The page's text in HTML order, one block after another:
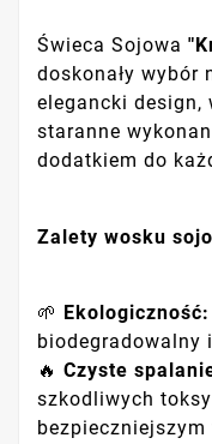
Świeca Sojowa
doskonały wybór
elegancki design,
staranne
dodatkiem do
Zalety wosku
🌱 Ekologiczność:
biodegradowalny
🔥 Czyste
szkodliwych